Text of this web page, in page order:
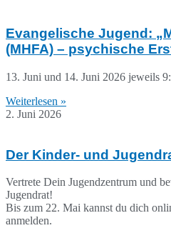
Evangelische Jugend:
(MHFA) – psychische
13. Juni und 14. Juni 2026 jeweils
Weiterlesen »
2. Juni 2026
Der Kinder- und
Vertrete Dein Jugendzentrum und
Jugendrat!
Bis zum 22. Mai kannst du dich
anmelden.